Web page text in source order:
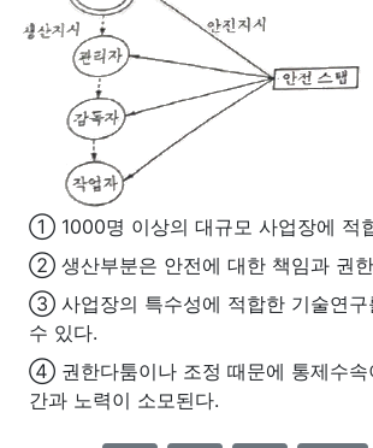
① 1000명 이상의 대규모 사업장에 적
② 생산부분은 안전에 대한 책임과 권
③ 사업장의 특수성에 적합한 기술연구
수 있다.
④ 권한다툼이나 조정 때문에 통제수속
간과 노력이 소모된다.